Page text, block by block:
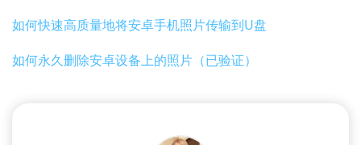
如何快速高质量地将安卓手机照片传输到U盘
如何永久删除安卓设备上的照片（已验证）